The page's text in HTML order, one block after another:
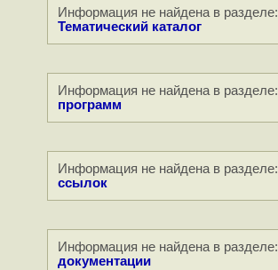
Информация не найдена в разделе:
Тематический каталог
Информация не найдена в разделе:
программ
Информация не найдена в разделе:
ссылок
Информация не найдена в разделе:
документации